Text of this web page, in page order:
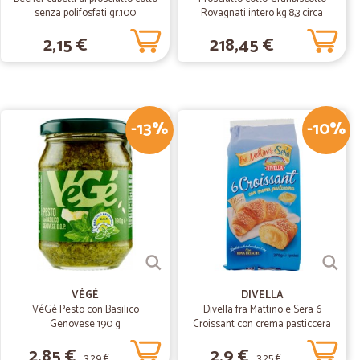
integra i prodotti corrispondono a quelli oridinati
26/02/2020
veloce.
08/02/2020
articoli che non che non riuscivo a trovare perdipiù
poi il servizio di consegna, non celere, di più. Perfetto
conforme al dichiarato. Soddisfatto della scelta.
senza polifosfati gr.100
2,15 €
Rovagnati intero kg.8,3 circa
218,45 €
-13%
VÉGÉ
VéGé Pesto con Basilico
Genovese 190 g
-10%
DIVELLA
Divella fra Mattino e Sera 6
Croissant con crema pasticcera